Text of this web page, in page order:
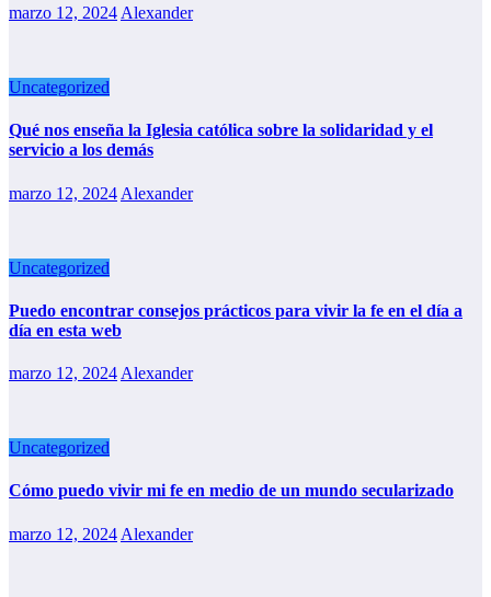
marzo 12, 2024 Alexander
Uncategorized
Qué nos enseña la Iglesia católica sobre la solidaridad y el
servicio a los demás
marzo 12, 2024 Alexander
Uncategorized
Puedo encontrar consejos prácticos para vivir la fe en el día a
día en esta web
marzo 12, 2024 Alexander
Uncategorized
Cómo puedo vivir mi fe en medio de un mundo secularizado
marzo 12, 2024 Alexander